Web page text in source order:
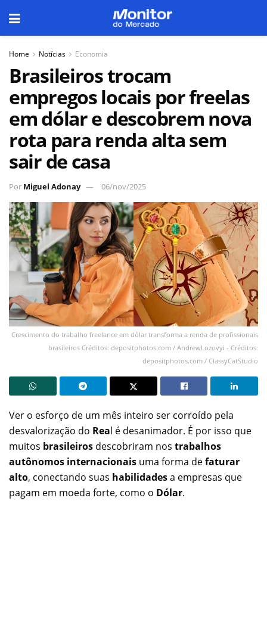
Home Notícias Economia
Brasileiros trocam
empregos locais por freelas
em dólar e descobrem nova
rota para renda alta sem
sair de casa
Por Miguel Adonay 06/nov/2025
Crescimento do trabalho freelance em dólar transforma a renda de profissionais
brasileiros Créditos: depositphotos.com / AndrewLozovyi - Créditos:
depositphotos.com / ClassyCatStudio
Ver o esforço de um mês inteiro ser corroído pela
desvalorização do Real é desanimador. É por isso que
muitos brasileiros descobriram nos trabalhos
autônomos internacionais uma forma defaturar
alto, conectando suas habilidadesa empresas que
pagam em moeda forte, como o Dólar.